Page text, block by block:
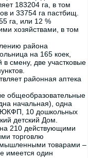
183204 га, в том
и 33754 га пастбищ.
га, или 12 %
хозяйствами, в том
района
на 165 коек,
смену, две участковые
районная аптека
общеобразовательные
начальная), одна
10 дошкольных
детский Дом.
210 действующими
торговлю
товарами –
имеется один